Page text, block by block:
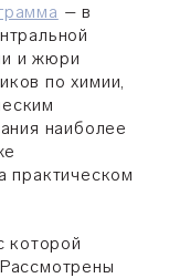
– в
и жюри
по химии,
наиболее
практическом
которой